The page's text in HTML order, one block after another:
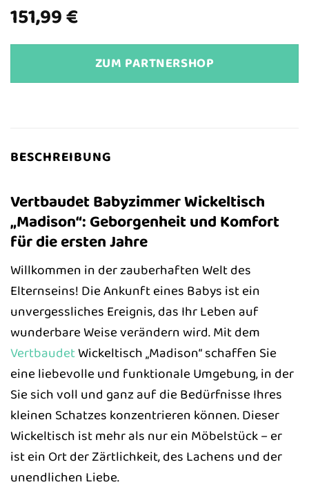
151,99€
ZUM PARTNERSHOP
BESCHREIBUNG
Vertbaudet Babyzimmer Wickeltisch
„Madison“: Geborgenheit und Komfort
für die ersten Jahre
Willkommen in der zauberhaften Welt des
Elternseins! Die Ankunft eines Babys ist ein
unvergessliches Ereignis, das Ihr Leben auf
wunderbare Weise verändern wird. Mit dem
VertbaudetWickeltisch „Madison“ schaffen Sie
eine liebevolle und funktionale Umgebung, in der
Sie sich voll und ganz auf die Bedürfnisse Ihres
kleinen Schatzes konzentrieren können. Dieser
Wickeltisch ist mehr als nur ein Möbelstück – er
ist ein Ort der Zärtlichkeit, des Lachens und der
unendlichen Liebe.